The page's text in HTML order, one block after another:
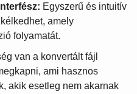
Egyszerű és intuitív
amely
folyamatát.
van a konvertált fájl
ami hasznos
akik esetleg nem akarnak